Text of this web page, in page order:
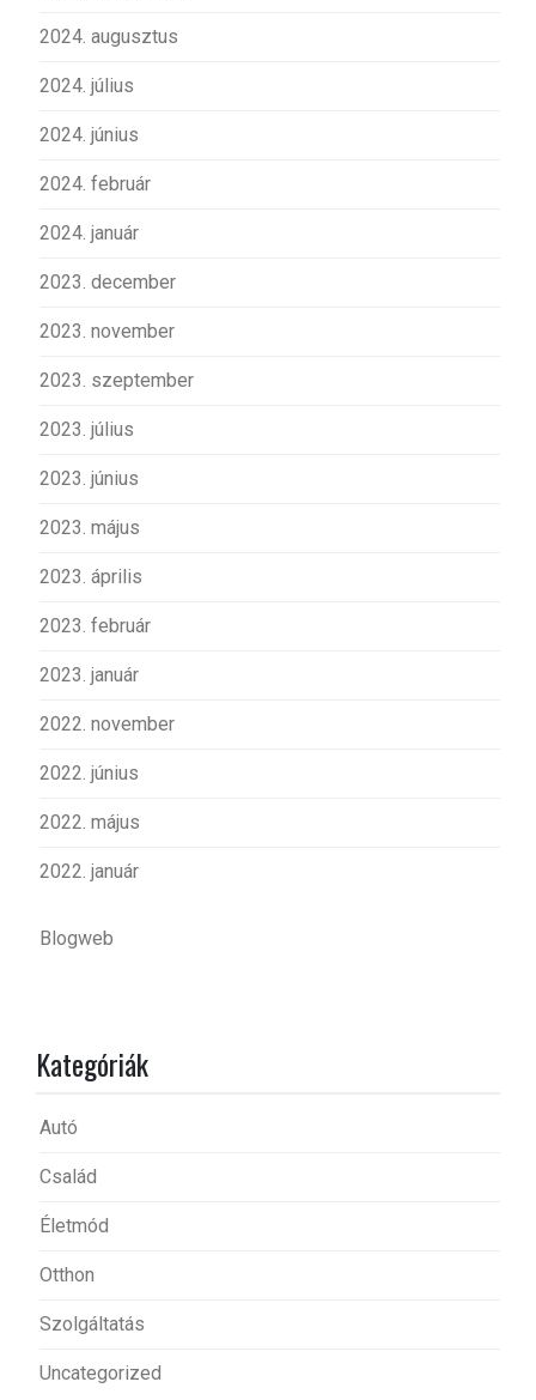
2024. augusztus
2024. július
2024. június
2024. február
2024. január
2023. december
2023. november
2023. szeptember
2023. július
2023. június
2023. május
2023. április
2023. február
2023. január
2022. november
2022. június
2022. május
2022. január
Blogweb
Kategóriák
Autó
Család
Életmód
Otthon
Szolgáltatás
Uncategorized